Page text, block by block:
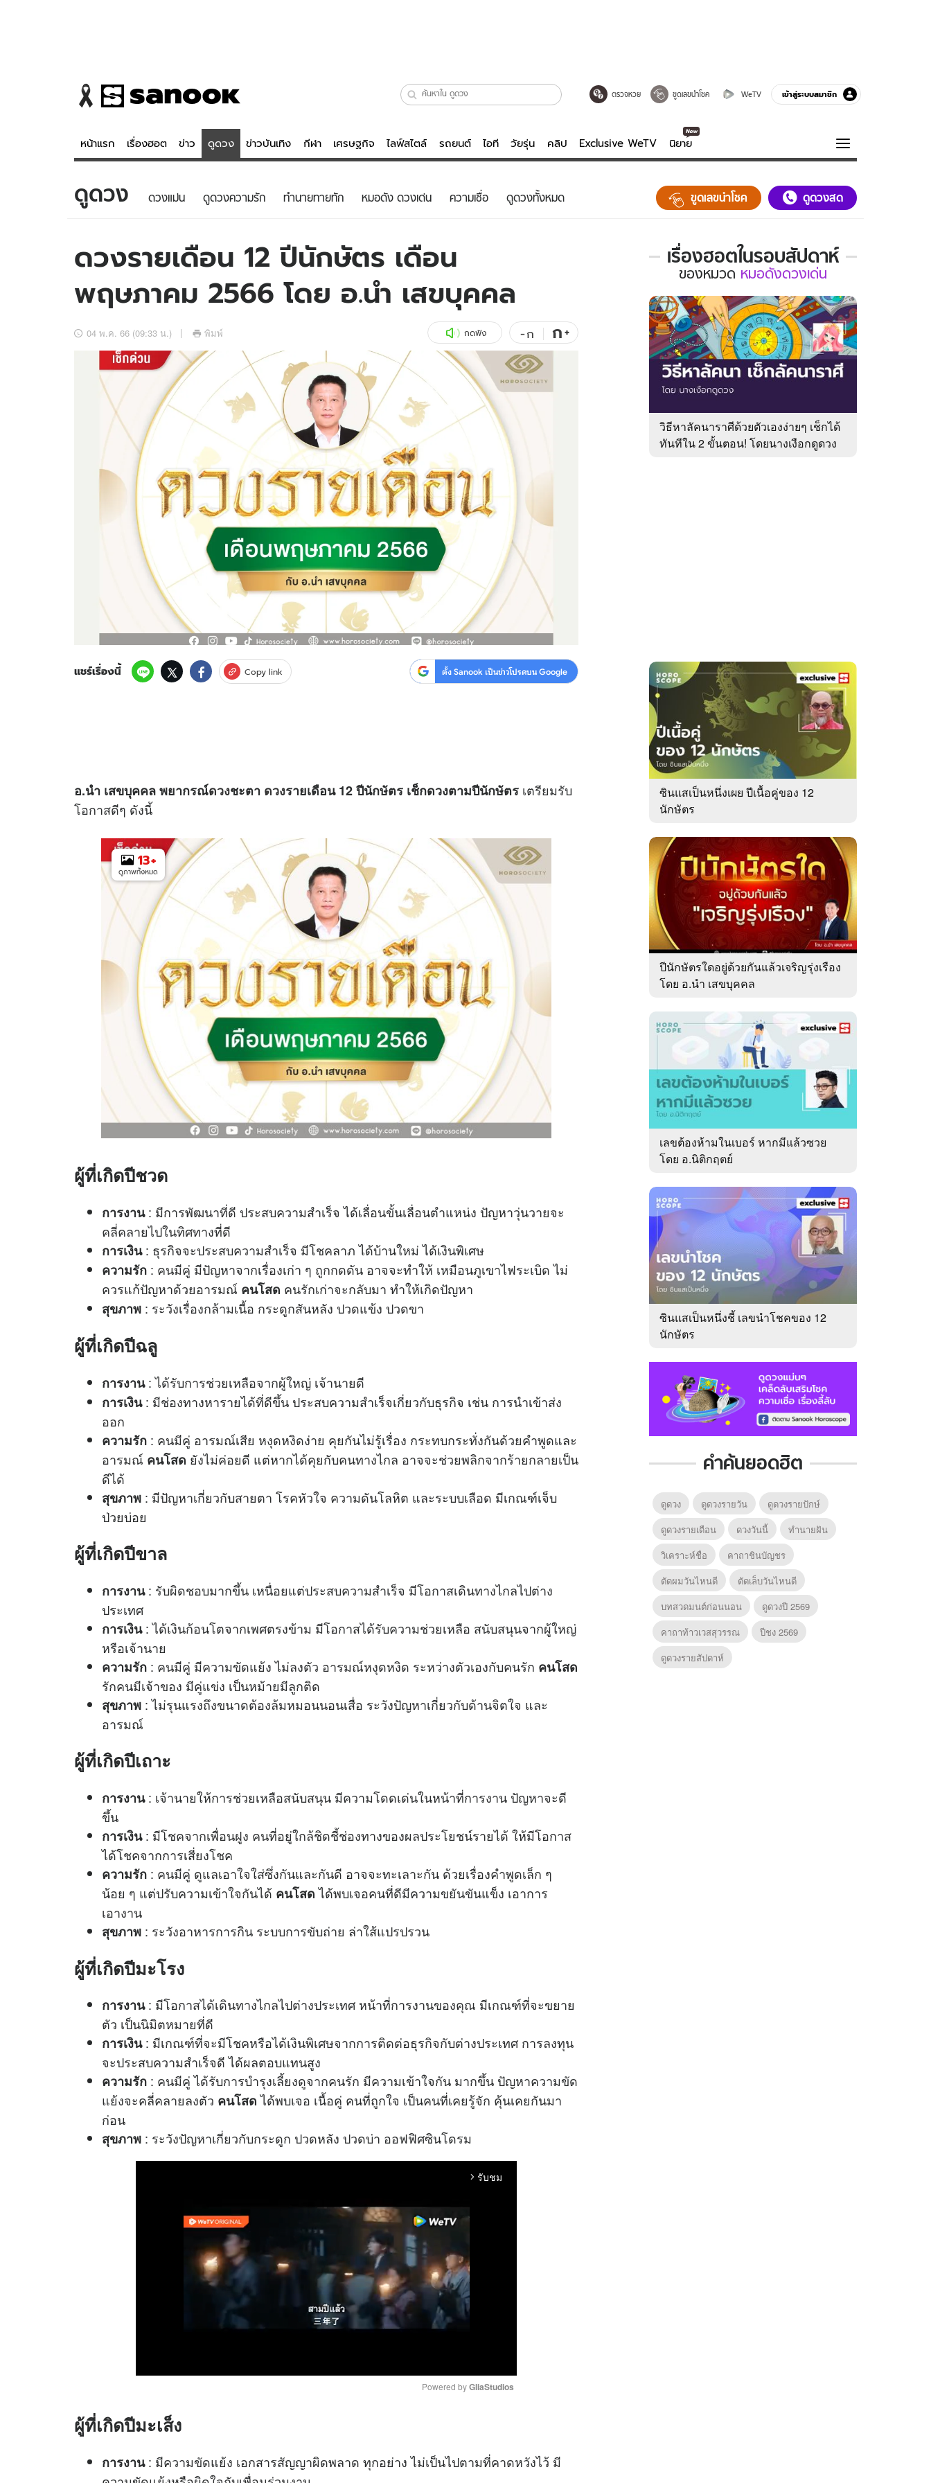
ตรวจหวย ขูดเลขนำโชค WeTV เข้าสู่ระบบสมาชิก
หน้าแรก เรื่องฮอต ข่าว ดูดวง ข่าวบันเทิง กีฬา เศรษฐกิจ ไลฟ์สไตล์ รถยนต์ ไอที วัยรุ่น คลิป Exclusive WeTV นิยาย
ข่าว
ข่าวบันเทิง
ข่าวกีฬา
ข่าวเศรษฐกิจ
อัปเดตจีน
เช็กข่าวชัวร์
ดูดวง - ตรวจหวย
สถิติหวยไทย
หวยลาว
ไลฟ์สไตล์
วัยรุ่น
ไอที
รถยนต์
สุขภาพ
เที่ยว-กิน
Tasteful Thailand
Sanook Choice
ดูทีวี
ความรู้รอบตัว
ฮาวทู
ดาวน์โหลดสนุกแอปฟรี ติดตามสนุกโซเชียลได้ที่
2569 บริษัท อิมเมจ ฟิวเจอร์ (ประเทศไทย) จำกัด
ดูดวง ดวงแม่น ดูดวงความรัก ทํานายทายทัก หมอดัง ดวงเด่น ความเชื่อ ดูดวงทั้งหมด ขูดเลขนำโชค ดูดวงสด
ดวงรายเดือน 12 ปีนักษัตร เดือน
พฤษภาคม 2566 โดย อ.นํา เสขบุคคล
04 พ.ค. 66 (09:33 น.) พิมพ์ กดฟัง -ก ก+
แชร์เรื่องนี้ Copy link ตั้ง Sanook เป็นข่าวโปรดบน Google
อ.นํา เสขบุคคล พยากรณ์ดวงชะตา ดวงรายเดือน12 ปีนักษัตร เช็กดวงตามปีนักษัตร เตรียมรับ
โอกาสดีๆ ดังนี้
13+
ดูภาพทั้งหมด
ผู้ที่เกิดปีชวด
การงาน: มีการพัฒนาที่ดี ประสบความสำเร็จ ได้เลื่อนขั้นเลื่อนตําแหน่ง ปัญหาวุ่นวายจะ
คลี่คลายไปในทิศทางที่ดี
การเงิน: ธุรกิจจะประสบความสำเร็จ มีโชคลาภ ได้บ้านใหม่ ได้เงินพิเศษ
ความรัก : คนมีคู่ มีปัญหาจากเรื่องเก่า ๆ ถูกกดดัน อาจจะทําให้ เหมือนภูเขาไฟระเบิด ไม่
ควรแก้ปัญหาด้วยอารมณ์ คนโสด คนรักเก่าจะกลับมา ทําให้เกิดปัญหา
สุขภาพ : ระวังเรื่องกล้ามเนื้อ กระดูกสันหลัง ปวดแข้ง ปวดขา
ผู้ที่เกิดปีฉลู
การงาน: ได้รับการช่วยเหลือจากผู้ใหญ่ เจ้านายดี
การเงิน: มีช่องทางหารายได้ที่ดีขึ้น ประสบความสำเร็จเกี่ยวกับธุรกิจ เช่น การนําเข้าส่ง
ออก
ความรัก : คนมีคู่ อารมณ์เสีย หงุดหงิดง่าย คุยกันไม่รู้เรื่อง กระทบกระทั่งกันด้วยคําพูดและ
อารมณ์ คนโสด ยังไม่ค่อยดี แต่หากได้คุยกับคนทางไกล อาจจะช่วยพลิกจากร้ายกลายเป็น
ดีได้
สุขภาพ : มีปัญหาเกี่ยวกับสายตา โรคหัวใจ ความดันโลหิต และระบบเลือด มีเกณฑ์เจ็บ
ป่วยบ่อย
ผู้ที่เกิดปีขาล
การงาน: รับผิดชอบมากขึ้น เหนื่อยแต่ประสบความสำเร็จ มีโอกาสเดินทางไกลไปต่าง
ประเทศ
การเงิน: ได้เงินก้อนโตจากเพศตรงข้าม มีโอกาสได้รับความช่วยเหลือ สนับสนุนจากผู้ใหญ่
หรือเจ้านาย
ความรัก : คนมีคู่ มีความขัดแย้ง ไม่ลงตัว อารมณ์หงุดหงิด ระหว่างตัวเองกับคนรัก คนโสด
รักคนมีเจ้าของ มีคู่แข่ง เป็นหม้ายมีลูกติด
สุขภาพ : ไม่รุนแรงถึงขนาดต้องล้มหมอนนอนเสื่อ ระวังปัญหาเกี่ยวกับด้านจิตใจ และ
อารมณ์
ผู้ที่เกิดปีเถาะ
การงาน: เจ้านายให้การช่วยเหลือสนับสนุน มีความโดดเด่นในหน้าที่การงาน ปัญหาจะดี
ขึ้น
การเงิน: มีโชคจากเพื่อนฝูง คนที่อยู่ใกล้ชิดชี้ช่องทางของผลประโยชน์รายได้ ให้มีโอกาส
ได้โชคจากการเสี่ยงโชค
ความรัก : คนมีคู่ ดูแลเอาใจใส่ซึ่งกันและกันดี อาจจะทะเลาะกัน ด้วยเรื่องคำพูดเล็ก ๆ
น้อย ๆ แต่ปรับความเข้าใจกันได้ คนโสดได้พบเจอคนที่ดีมีความขยันขันแข็ง เอาการ
เอางาน
สุขภาพ : ระวังอาหารการกิน ระบบการขับถ่าย ล่าใส้แปรปรวน
ผู้ที่เกิดปีมะโรง
การงาน: มีโอกาสได้เดินทางไกลไปต่างประเทศ หน้าที่การงานของคุณ มีเกณฑ์ที่จะขยาย
ตัว เป็นนิมิตหมายที่ดี
การเงิน: มีเกณฑ์ที่จะมีโชคหรือได้เงินพิเศษจากการติดต่อธุรกิจกับต่างประเทศ การลงทุน
จะประสบความสำเร็จดี ได้ผลตอบแทนสูง
ความรัก : คนมีคู่ ได้รับการบํารุงเลี้ยงดูจากคนรัก มีความเข้าใจกัน มากขึ้น ปัญหาความขัด
แย้งจะคลี่คลายลงตัว คนโสดได้พบเจอ เนื้อคู่ คนที่ถูกใจ เป็นคนที่เคยรู้จัก คุ้นเคยกันมา
ก่อน
สุขภาพ : ระวังปัญหาเกี่ยวกับกระดูก ปวดหลัง ปวดบ่า ออฟฟิศซินโดรม
arrow_forward_ios รับชม
t
Powered by GliaStudios
ผู้ที่เกิดปีมะเส็ง
การงาน: มีความขัดแย้ง เอกสารสัญญาผิดพลาด ทุกอย่าง ไม่เป็นไปตามที่คาดหวังไว้ มี
เรื่องฮอตในรอบสัปดาห์
เรื่อง
ใน
รอบ
สัปดาห์
ของ
หมวด
หมอ
ดวง
ของหมวด หมอดังดวงเด่น
วิธีหาลัคนาราศีด้วยตัวเองง่ายๆ เช็กได้
ทันทีใน 2 ขั้นตอน! โดยนางเงือกดูดวง
ซินแสเป็นหนึ่งเผย ปีเนื้อคู่ของ 12
นักษัตร
ปีนักษัตรใดอยู่ด้วยกันแล้วเจริญรุ่งเรือง
โดย อ.นำ เสขบุคคล
เลขต้องห้ามในเบอร์ หากมีแล้วซวย
โดย อ.นิติกฤตย์
ซินแสเป็นหนึ่งชี้ เลขนำโชคของ 12
นักษัตร
คำค้นยอดฮิต
ดูดวง ดูดวงรายวัน
ดูดวงรายปักษ์
ดูดวงรายเดือน
ดวงวันนี้
ทํานายฝัน
วิเคราะห์ชื่อ
คาถาชินบัญชร
ตัดผมวันไหนดี
ตัดเล็บวันไหนดี
บทสวดมนต์ก่อนนอน
ดูดวงปี 2569
คาถาท้าวเวสสุวรรณ
ปีชง 2569
ดูดวงรายสัปดาห์